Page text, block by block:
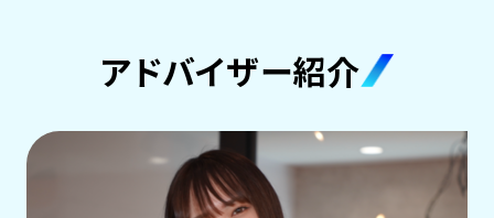
アドバイザー紹介